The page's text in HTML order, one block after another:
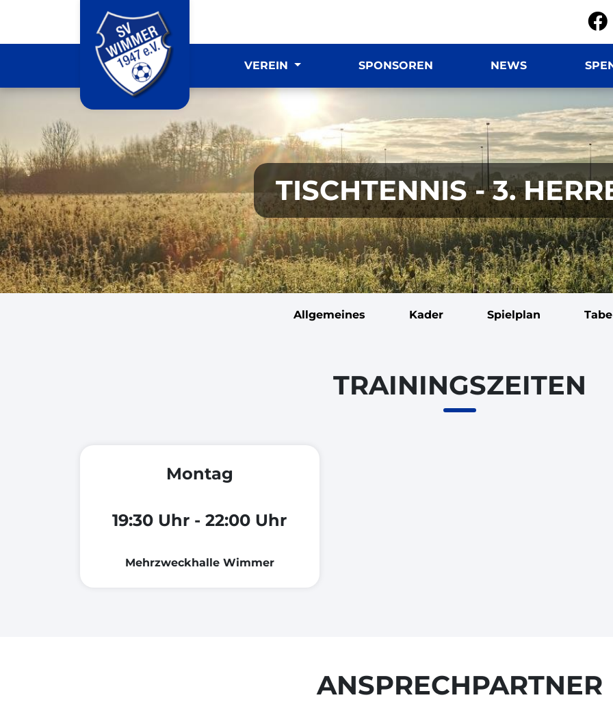
VEREIN SPONSOREN NEWS
TISCHTENNIS - 3.
Allgemeines Kader Spielplan
TRAININGSZEITEN
Montag
19:30 Uhr - 22:00 Uhr
Mehrzweckhalle Wimmer
ANSPRECHPARTNER